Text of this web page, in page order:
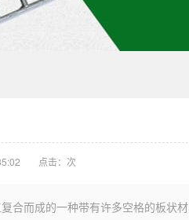
点击： 次
合而成的一种带有许多空格的板状材